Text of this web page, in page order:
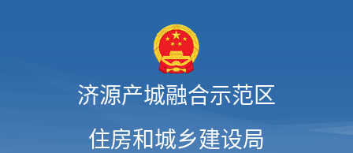
济源产城融合示范区
住房和城乡建设局